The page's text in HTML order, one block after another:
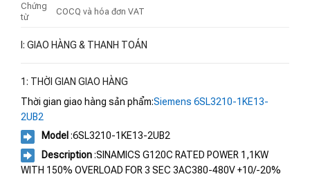
Chứng
từ
COCQ và hóa đơn VAT
I: GIAO HÀNG & THANH TOÁN
1: THỜI GIAN GIAO HÀNG
Thời gian giao hàng sản phẩm:Siemens 6SL3210-1KE13-
2UB2
Model :6SL3210-1KE13-2UB2
Description:SINAMICS G120C RATED POWER 1,1KW
WITH 150% OVERLOAD FOR 3 SEC 3AC380-480V +10/-20%